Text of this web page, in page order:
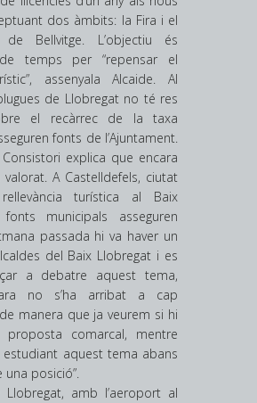
dos àmbits: la Fira i el
de Bellvitge. L’objectiu és
temps per “repensar el
assenyala Alcaide. Al
de Llobregat no té res
el recàrrec de la taxa
fonts de l’Ajuntament.
explica que encara
A Castelldefels, ciutat
turística al Baix
fonts municipals asseguren
passada hi va haver un
del Baix Llobregat i es
a debatre aquest tema,
no s’ha arribat a cap
manera que ja veurem si hi
proposta comarcal, mentre
estudiant aquest tema abans
posició”.
amb l’aeroport al